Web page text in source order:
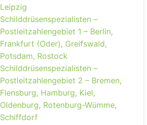
Leipzig
Schilddrüsenspezialisten –
Postleitzahlengebiet 1 – Berlin,
Frankfurt (Oder), Greifswald,
Potsdam, Rostock
Schilddrüsenspezialisten –
Postleitzahlengebiet 2 – Bremen,
Flensburg, Hamburg, Kiel,
Oldenburg, Rotenburg-Wümme,
Schiffdorf